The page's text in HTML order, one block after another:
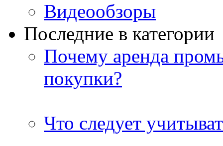
Видеообзоры
Последние в категории
Почему аренда
покупки?
Что следует